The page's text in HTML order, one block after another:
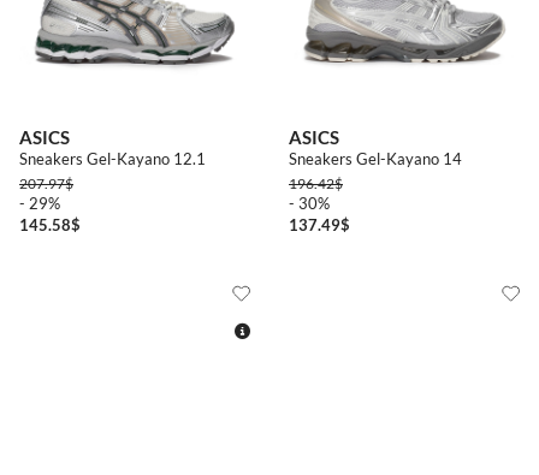
ASICS
Sneakers Gel-Kayano 12.1
207.97$
- 29%
145.58$
ASICS
Sneakers Gel-Kayano 14
196.42$
- 30%
137.49$